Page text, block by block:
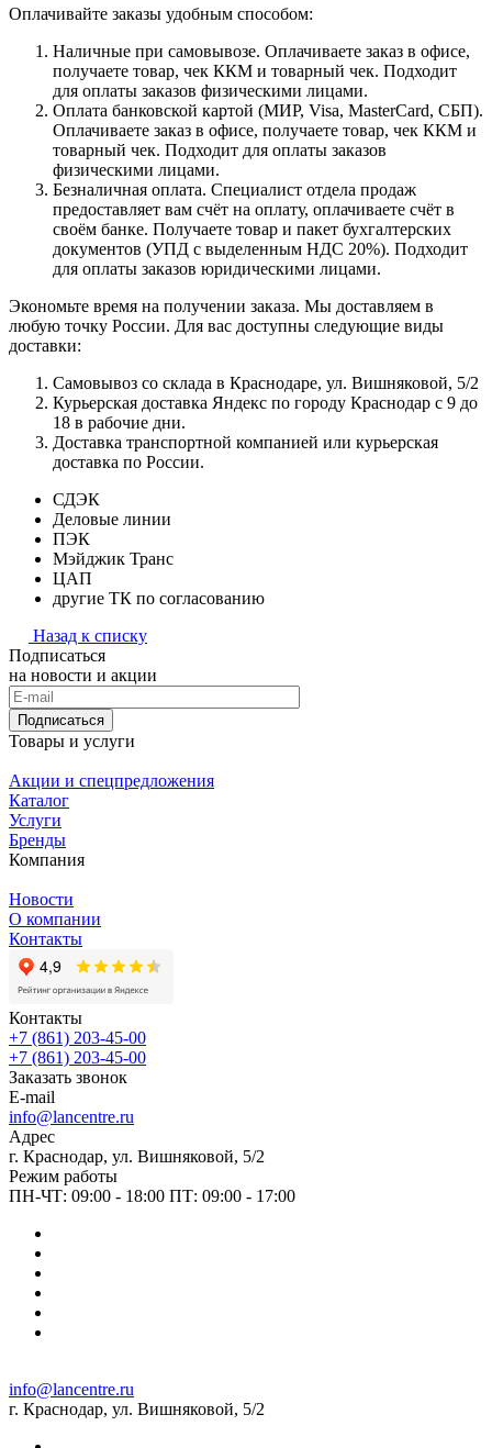
Оплачивайте заказы удобным способом:
Наличные при самовывозе. Оплачиваете заказ в офисе,
получаете товар, чек ККМ и товарный чек. Подходит
для оплаты заказов физическими лицами.
Оплата банковской картой (МИР, Visa, MasterCard, СБП).
Оплачиваете заказ в офисе, получаете товар, чек ККМ и
товарный чек. Подходит для оплаты заказов
физическими лицами.
Безналичная оплата. Специалист отдела продаж
предоставляет вам счёт на оплату, оплачиваете счёт в
своём банке. Получаете товар и пакет бухгалтерских
документов (УПД с выделенным НДС 20%). Подходит
для оплаты заказов юридическими лицами.
Экономьте время на получении заказа. Мы доставляем в
любую точку России. Для вас доступны следующие виды
доставки:
Самовывоз со склада в Краснодаре, ул. Вишняковой, 5/2
Курьерская доставка Яндекс по городу Краснодар с 9 до
18 в рабочие дни.
Доставка транспортной компанией или курьерская
доставка по России.
СДЭК
Деловые линии
ПЭК
Мэйджик Транс
ЦАП
другие ТК по согласованию
Назад к списку
Подписаться
на новости и акции
Подписаться
Товары и услуги
Акции и спецпредложения
Каталог
Услуги
Бренды
Компания
Новости
О компании
Контакты
Контакты
+7 (861) 203-45-00
+7 (861) 203-45-00
Заказать звонок
E-mail
info@lancentre.ru
Адрес
г. Краснодар, ул. Вишняковой, 5/2
Режим работы
ПН-ЧТ: 09:00 - 18:00 ПТ: 09:00 - 17:00
info@lancentre.ru
г. Краснодар, ул. Вишняковой, 5/2